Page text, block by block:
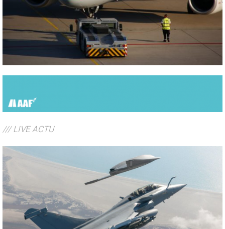
/// LIVE ACTU